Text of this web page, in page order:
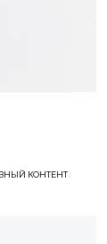
КОНТЕНТ